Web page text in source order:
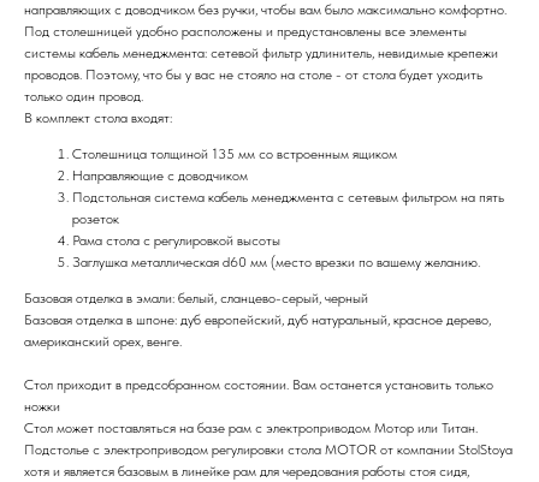
направляющих с доводчиком без ручки, чтобы вам было максимально комфортно.
Под столешницей удобно расположены и предустановлены все элементы
системы кабель менеджмента: сетевой фильтр удлинитель, невидимые крепежи
проводов. Поэтому, что бы у вас не стояло на столе - от стола будет уходить
только один провод.
В комплект стола входят:
Столешница толщиной 135 мм со встроенным ящиком
Направляющие с доводчиком
Подстольная система кабель менеджмента с сетевым фильтром на пять
розеток
Рама стола с регулировкой высоты
Заглушка металлическая d60 мм (место врезки по вашему желанию.
Базовая отделка в эмали: белый, сланцево-серый, черный
Базовая отделка в шпоне: дуб европейский, дуб натуральный, красное дерево,
американский орех, венге.
Стол приходит в предсобранном состоянии. Вам останется установить только
ножки
Стол может поставляться на базе рам с электроприводом Мотор или Титан.
Подстолье с электроприводом регулировки стола MOTOR от компании StolStoya
хотя и является базовым в линейке рам для чередования работы стоя сидя,